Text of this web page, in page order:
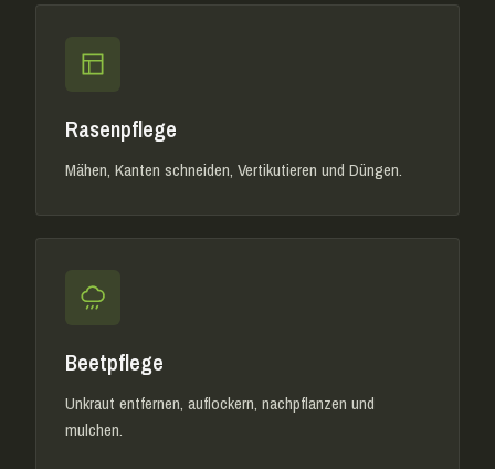
Rasenpflege
Mähen, Kanten schneiden, Vertikutieren und Düngen.
Beetpflege
Unkraut entfernen, auflockern, nachpflanzen und
mulchen.